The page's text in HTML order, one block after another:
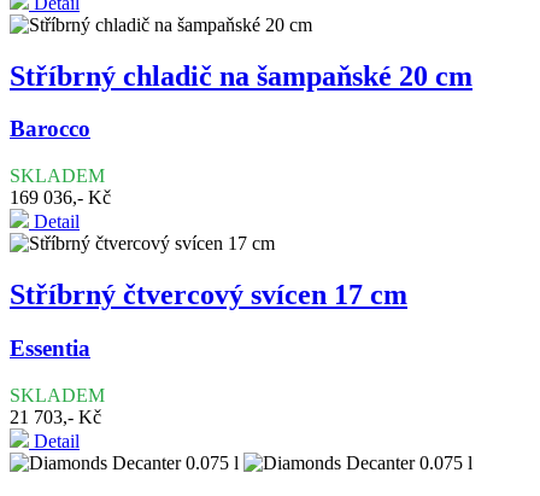
Stříbrný chladič na šampaňské 20 cm
Barocco
SKLADEM
169 036,- Kč
Detail
Stříbrný čtvercový svícen 17 cm
Essentia
SKLADEM
21 703,- Kč
Detail